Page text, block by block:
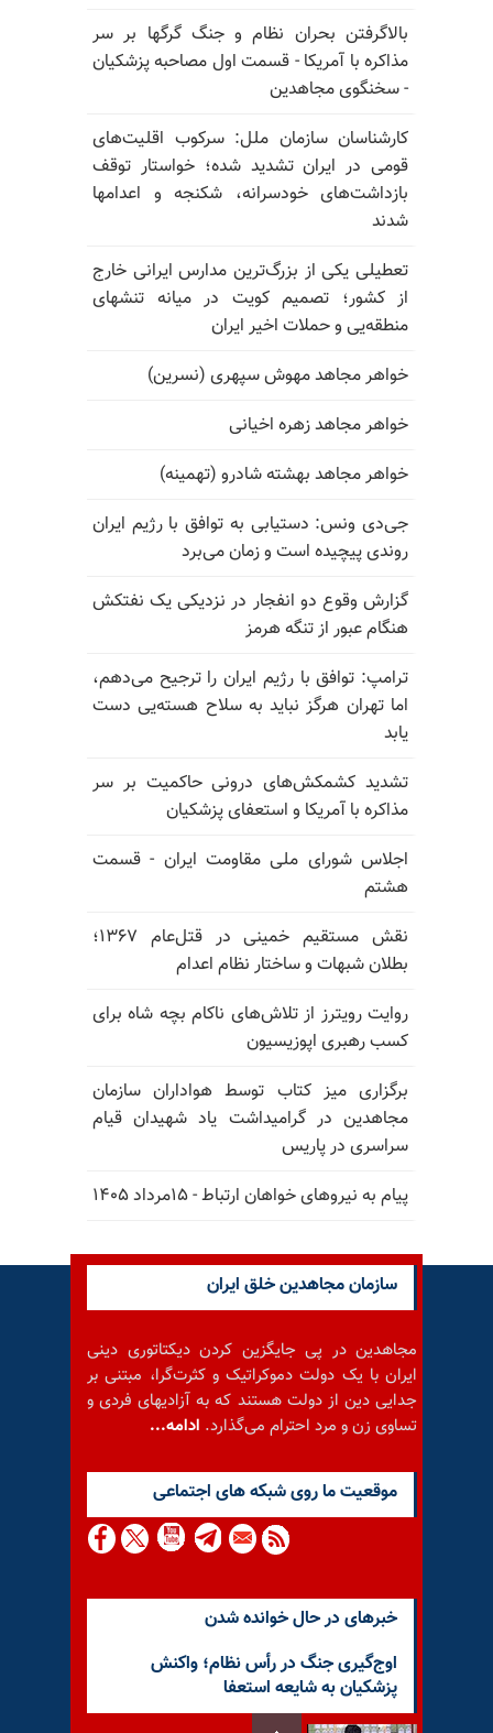
بالا‌گرفتن بحران نظام و جنگ گرگها بر سر
مذاکره با آمریکا - قسمت اول مصاحبه پزشکیان
- سخنگوی مجاهدین
کارشناسان سازمان ملل: سرکوب اقلیت‌های
قومی در ایران تشدید شده؛ خواستار توقف
بازداشت‌های خودسرانه، شکنجه و اعدامها
شدند
تعطیلی یکی از بزرگ‌ترین مدارس ایرانی خارج
از کشور؛ تصمیم کویت در میانه تنشهای
منطقه‌یی و حملات اخیر ایران
خواهر مجاهد مهوش سپهری (نسرین)
خواهر مجاهد زهره اخیانی
خواهر مجاهد بهشته شادرو (تهمینه)
جی‌دی ونس: دستیابی به توافق با رژیم ایران
روندی پیچیده است و زمان می‌برد
گزارش وقوع دو انفجار در نزدیکی یک نفتکش
هنگام عبور از تنگه هرمز
ترامپ: توافق با رژیم ایران را ترجیح می‌دهم،
اما تهران هرگز نباید به سلاح هسته‌یی دست
یابد
تشدید کشمکش‌های درونی حاکمیت بر سر
مذاکره با آمریکا و استعفای پزشکیان
اجلاس شورای ملی مقاومت ایران - قسمت
هشتم
نقش مستقیم خمینی در قتل‌عام ۱۳۶۷؛
بطلان شبهات و ساختار نظام اعدام
روایت رویترز از تلاش‌های ناکام بچه شاه برای
کسب رهبری اپوزیسیون
برگزاری میز کتاب توسط هواداران سازمان
مجاهدین در گرامیداشت یاد شهیدان قیام
سراسری در پاریس
پیام به نیروهای خواهان ارتباط - ۱۵مرداد ۱۴۰۵
سازمان مجاهدین خلق ایران
مجاهدین در پی جایگزین کردن دیکتاتوری دینی
ایران با یک دولت دموکراتیک و کثرت‌گرا، مبتنی بر
جدایی دین از دولت هستند که به آزادیهای فردی و
تساوی زن و مرد احترام می‌گذارد. ادامه...
موقعيت ما روى شبكه هاى اجتماعى
خبرهای در حال خوانده شدن
اوج‌گیری جنگ در رأس نظام؛ واکنش
پزشکیان به شایعه استعفا